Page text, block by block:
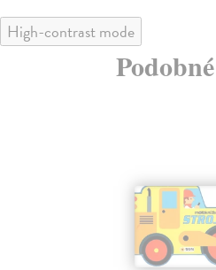
High-contrast mode